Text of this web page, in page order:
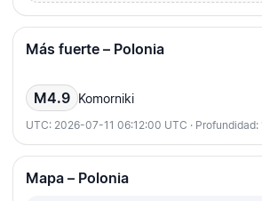
Más fuerte – Polonia
M4.9 Komorniki
UTC: 2026-07-11 06:12:00 UTC · Profundidad:
Mapa – Polonia